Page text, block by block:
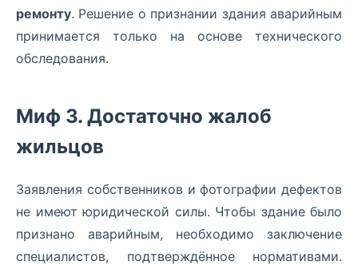
ремонту. Решение о признании здания аварийным
принимается только на основе технического
обследования.
Миф 3. Достаточно жалоб
жильцов
Заявления собственников и фотографии дефектов
не имеют юридической силы. Чтобы здание было
признано аварийным, необходимо заключение
специалистов, подтверждённое нормативами.